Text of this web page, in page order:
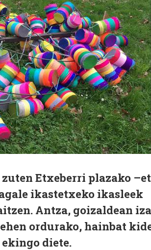
Etxeberri plazako
ikastetxeko ikasleek
Antza, goizaldean
ordurako, hainbat
diete.